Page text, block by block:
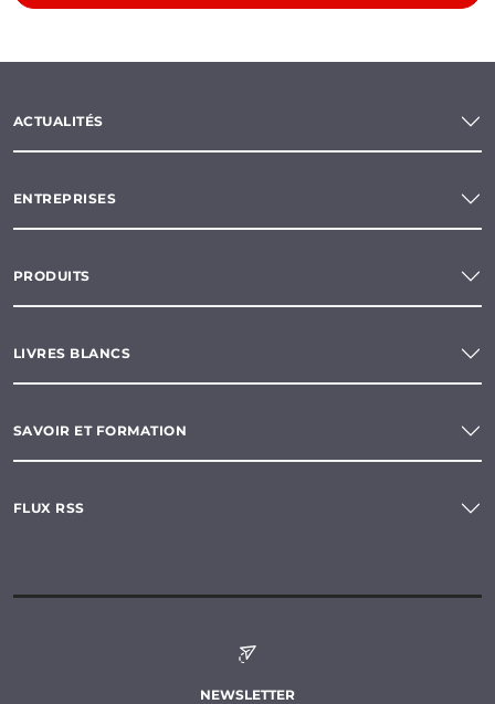
ACTUALITÉS
ENTREPRISES
PRODUITS
LIVRES BLANCS
SAVOIR ET FORMATION
FLUX RSS
NEWSLETTER